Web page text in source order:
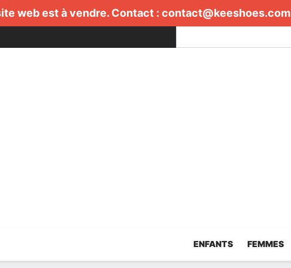
web est à vendre. Contact : contact@keeshoes.com
ENFANTS FEMMES